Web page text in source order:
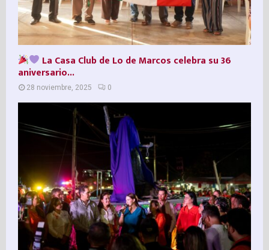
La Casa Club de Lo de Marcos celebra su 36º
aniversario...
28 noviembre, 2025 0